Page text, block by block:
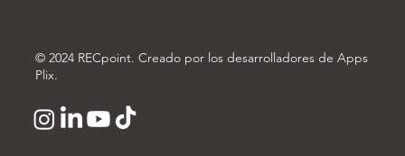
© 2024 RECpoint. Creado por los desarrolladores de Apps
Plix.